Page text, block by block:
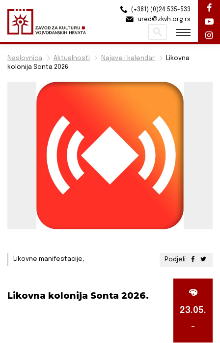
Naslovnica Aktualnosti Najave i kalendar
Likovna
kolonija Sonta 2026.
Podjeli:
Likovne manifestacije,
23.05.
-
Likovna kolonija Sonta 2026.
(+381) (0)24 535-533
ured@zkvh.org.rs
Pretraži